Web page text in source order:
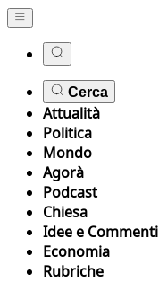
Cerca
Attualità
Politica
Mondo
Agorà
Podcast
Chiesa
Idee e Commenti
Economia
Rubriche